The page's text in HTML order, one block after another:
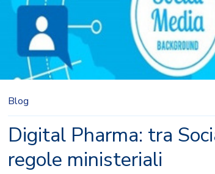
Blog
Digital Pharma: tra
regole ministeriali